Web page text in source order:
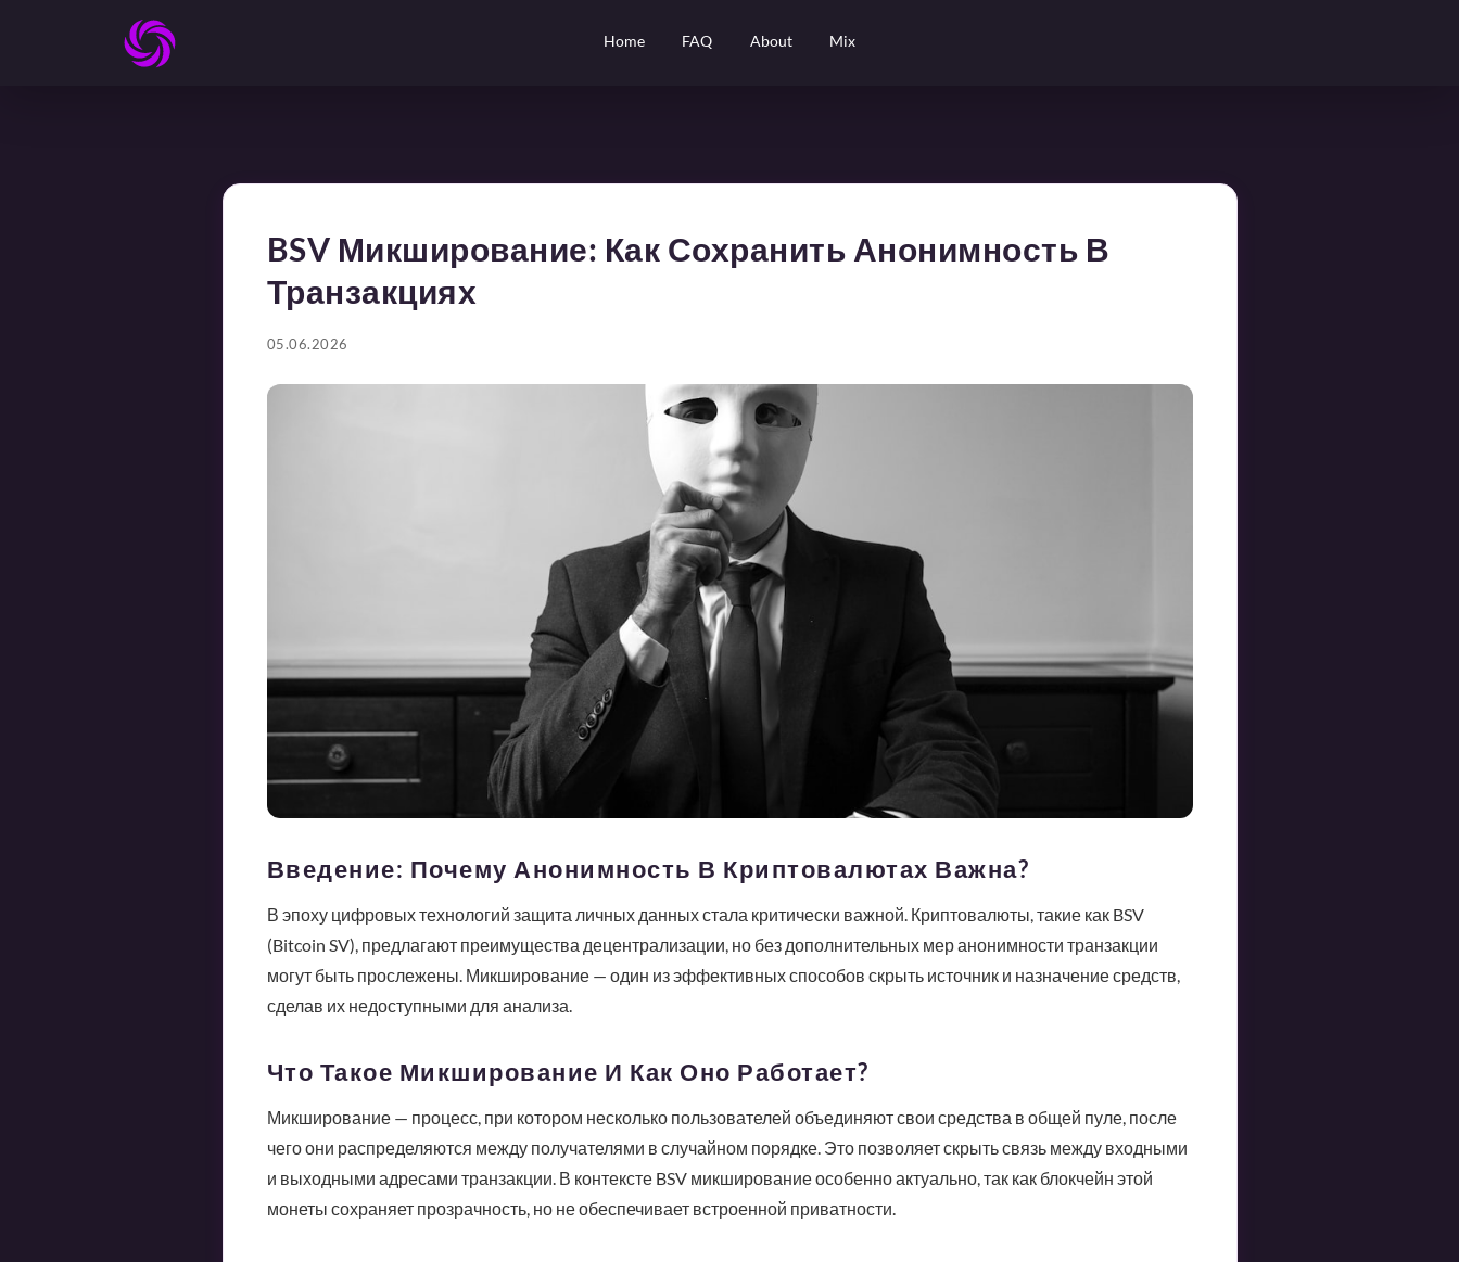
Home FAQ About Mix
BSV Микширование: Как Сохранить Анонимность В
Транзакциях
05.06.2026
Введение: Почему Анонимность В Криптовалютах Важна?
В эпоху цифровых технологий защита личных данных стала критически важной. Криптовалюты, такие как BSV
(Bitcoin SV), предлагают преимущества децентрализации, но без дополнительных мер анонимности транзакции
могут быть прослежены. Микширование — один из эффективных способов скрыть источник и назначение средств,
сделав их недоступными для анализа.
Что Такое Микширование И Как Оно Работает?
Микширование — процесс, при котором несколько пользователей объединяют свои средства в общей пуле, после
чего они распределяются между получателями в случайном порядке. Это позволяет скрыть связь между входными
и выходными адресами транзакции. В контексте BSV микширование особенно актуально, так как блокчейн этой
монеты сохраняет прозрачность, но не обеспечивает встроенной приватности.